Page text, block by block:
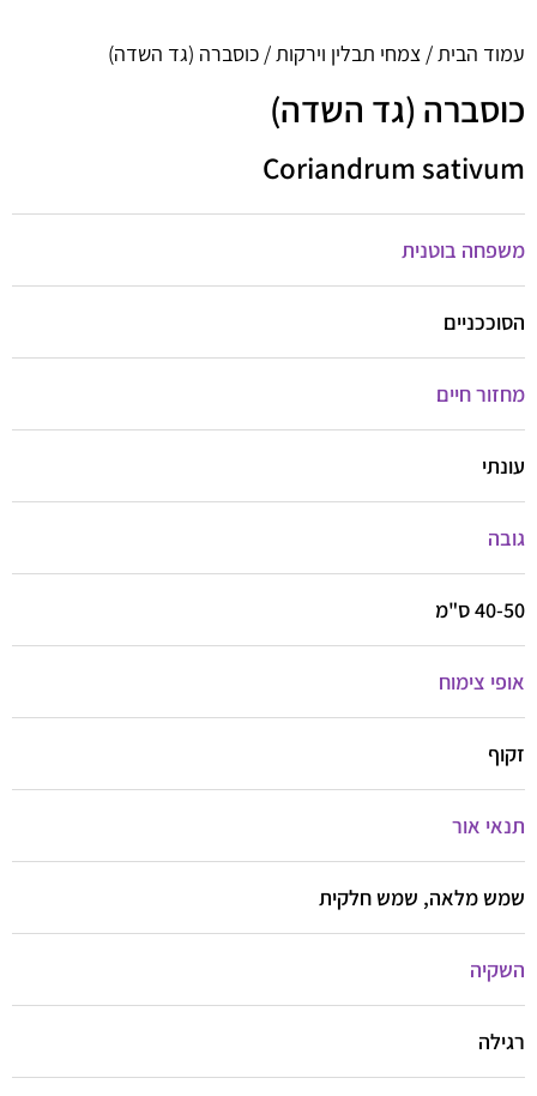
עמוד הבית / צמחי תבלין וירקות / כוסברה (גד השדה)
כוסברה (גד השדה)
Coriandrum sativum
משפחה בוטנית
הסוככניים
מחזור חיים
עונתי
גובה
40-50 ס"מ
אופי צימוח
זקוף
תנאי אור
שמש מלאה, שמש חלקית
השקיה
רגילה